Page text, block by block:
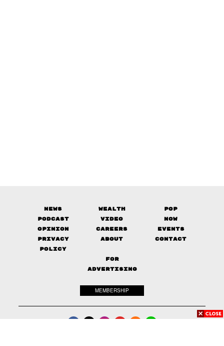
News Wealth
Pop
Podcast
Video
Now
Opinion
Careers
Events
Privacy
Policy
About Contact
FOR
ADVERTISING
MEMBERSHIP